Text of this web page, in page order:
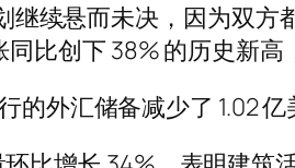
继续悬而未决，因为双
同比创下 38% 的历史新
外汇储备减少了 1.02 亿